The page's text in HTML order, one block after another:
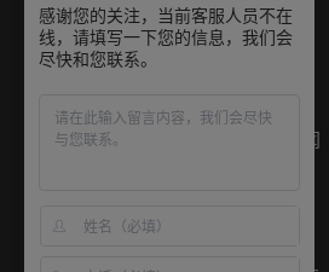
展会信息
可持续发展
Built by RX
其他励展展会 励展新闻
Built by RX
感谢您的关注，当前客服人员不在
线，请填写一下您的信息，我们会
尽快和您联系。